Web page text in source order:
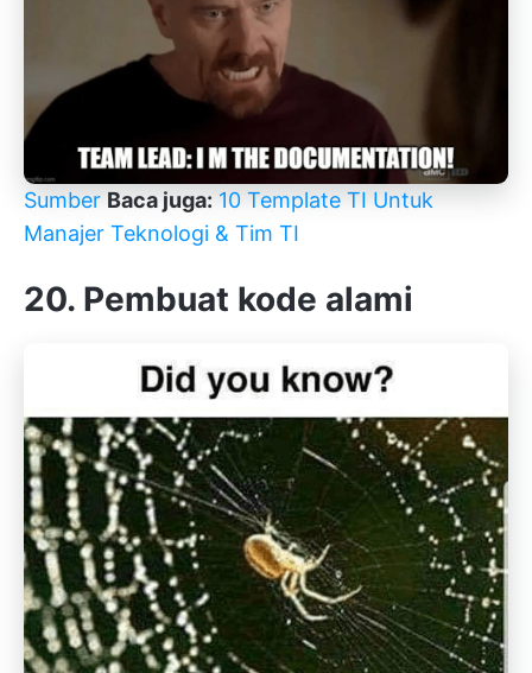
Sumber Baca juga: 10 Template TI Untuk
Manajer Teknologi & Tim TI
20. Pembuat kode alami